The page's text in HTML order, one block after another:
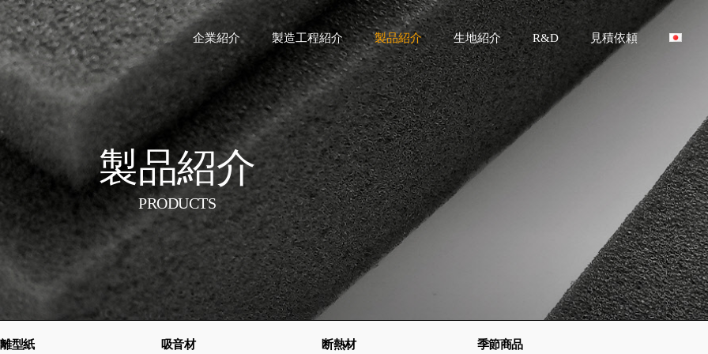
企業紹介 製造工程紹介 製品紹介 生地紹介 R&D 見積依頼
製品紹介
PRODUCTS
離型紙 吸音材 断熱材 季節商品